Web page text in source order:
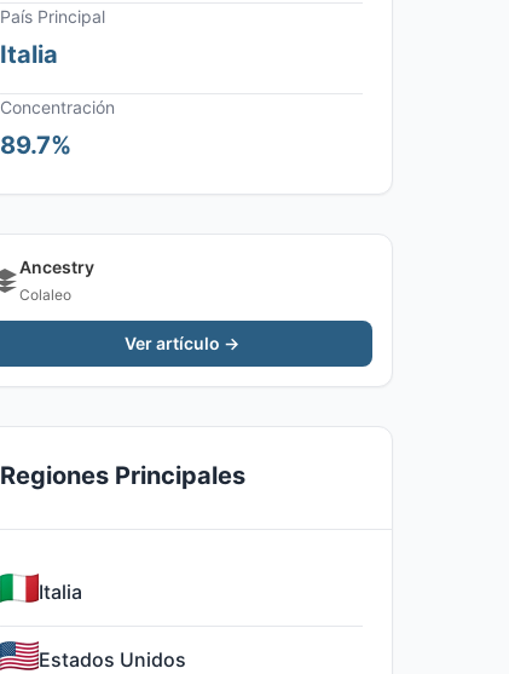
País Principal
Italia
Concentración
89.7%
Ancestry
Colaleo
Ver artículo →
Regiones Principales
Italia
Estados Unidos